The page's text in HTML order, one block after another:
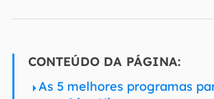
CONTEÚDO DA PÁGINA:
As 5 melhores programas